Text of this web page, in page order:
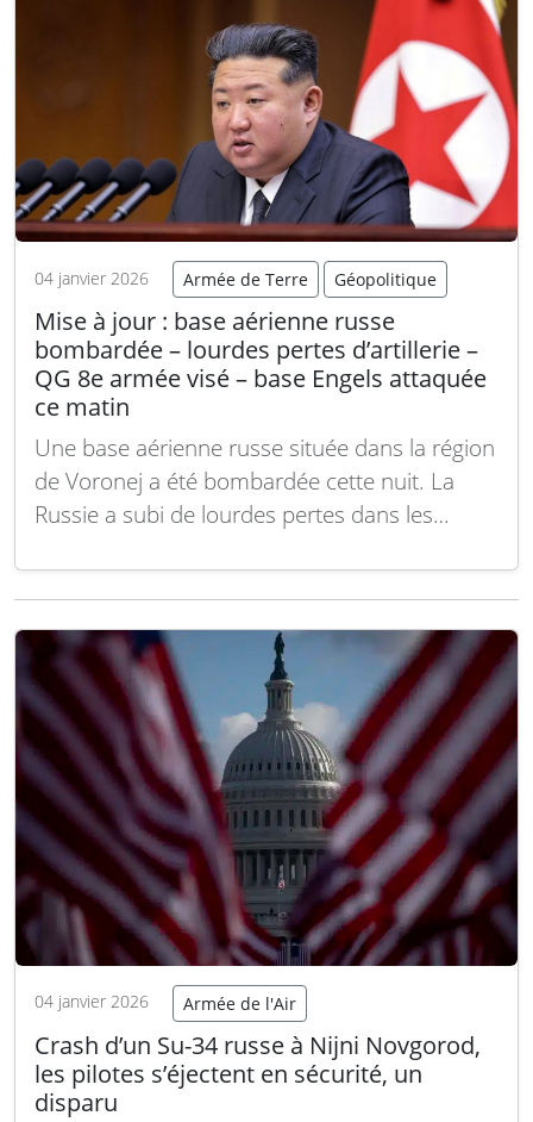
Lire la suite
04 janvier 2026 Armée de Terre Géopolitique
Mise à jour : base aérienne russe
bombardée – lourdes pertes d’artillerie –
QG 8e armée visé – base Engels attaquée
ce matin
Une base aérienne russe située dans la région
de Voronej a été bombardée cette nuit. La
Russie a subi de lourdes pertes dans les
importante de son artillerie. Pour la deuxième
russe a été visé par des…
Lire la suite
04 janvier 2026 Armée de l'Air
Crash d’un Su-34 russe à Nijni Novgorod,
les pilotes s’éjectent en sécurité, un
disparu